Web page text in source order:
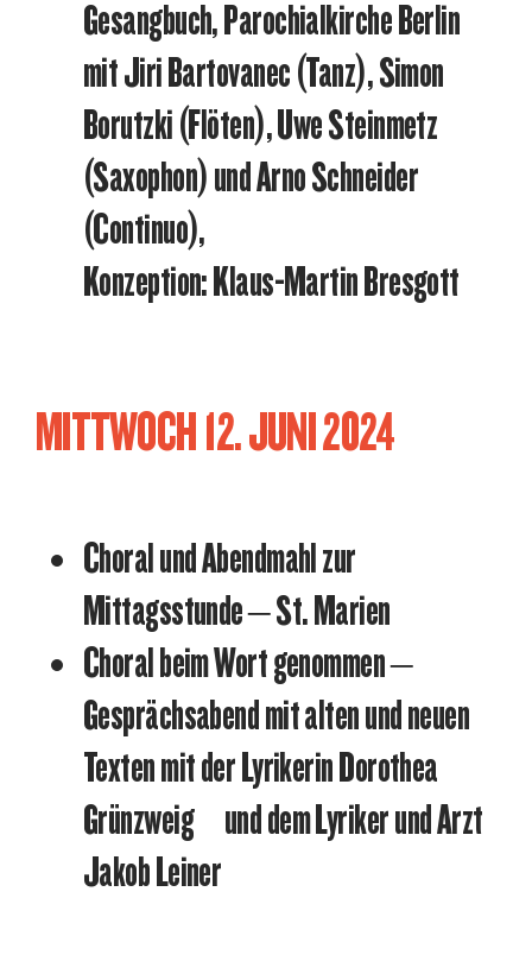
Gesangbuch, Parochialkirche Berlin
mit Jiri Bartovanec (Tanz), Simon
Borutzki (Flöten), Uwe Steinmetz
(Saxophon) und Arno Schneider
(Continuo),
Konzeption: Klaus-Martin Bresgott
MITTWOCH 12. JUNI 2024
Choral und Abendmahl zur
Mittagsstunde – St. Marien
Choral beim Wort genommen –
Gesprächsabend mit alten und neuen
Texten mit der Lyrikerin Dorothea
Grünzweig und dem Lyriker und Arzt
Jakob Leiner